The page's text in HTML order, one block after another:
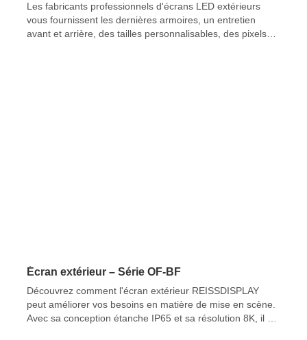
Les fabricants professionnels d'écrans LED extérieurs
vous fournissent les dernières armoires, un entretien
avant et arrière, des tailles personnalisables, des pixels
Écran extérieur – Série OF-BF
Découvrez comment l'écran extérieur REISSDISPLAY
peut améliorer vos besoins en matière de mise en scène.
Avec sa conception étanche IP65 et sa résolution 8K, il est